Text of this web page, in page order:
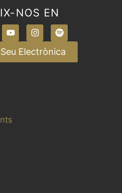
NOS EN
Electrònica